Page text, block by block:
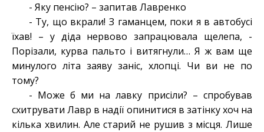
- Яку пенсію? – запитав Лавренко
- Ту, що вкрали! З гаманцем, поки я в автобусі
їхав! – у діда нервово запрацювала щелепа, -
Порізали, курва пальто і витягнули… Я ж вам ще
минулого літа заяву заніс, хлопці. Чи ви не по
тому?
- Може б ми на лавку присіли? – спробував
схитрувати Лавр в надії опинитися в затінку хоч на
кілька хвилин. Але старий не рушив з місця. Лише